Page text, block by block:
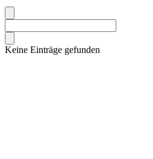
Keine Einträge gefunden